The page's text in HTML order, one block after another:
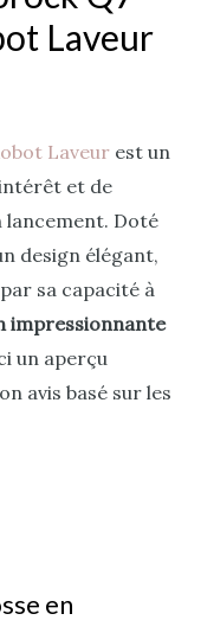
Laveur
Laveur est un
et de
lancement. Doté
design élégant,
sa capacité à
impressionnante
un aperçu
avis basé sur les
en